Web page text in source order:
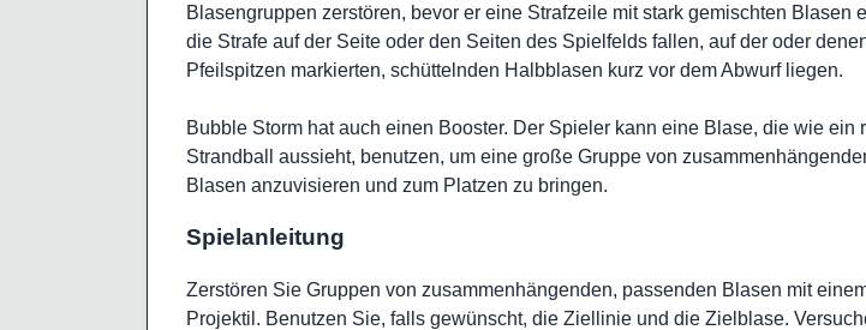
Blasengruppen zerstören, bevor er eine Strafzeile mit stark gemischten Blasen
die Strafe auf der Seite oder den Seiten des Spielfelds fallen, auf der oder
Pfeilspitzen markierten, schüttelnden Halbblasen kurz vor dem Abwurf liegen.
Bubble Storm hat auch einen Booster. Der Spieler kann eine Blase, die wie ein
Strandball aussieht, benutzen, um eine große Gruppe von
Blasen anzuvisieren und zum Platzen zu bringen.
Spielanleitung
Zerstören Sie Gruppen von zusammenhängenden, passenden Blasen mit
Projektil. Benutzen Sie, falls gewünscht, die Ziellinie und die Zielblase.